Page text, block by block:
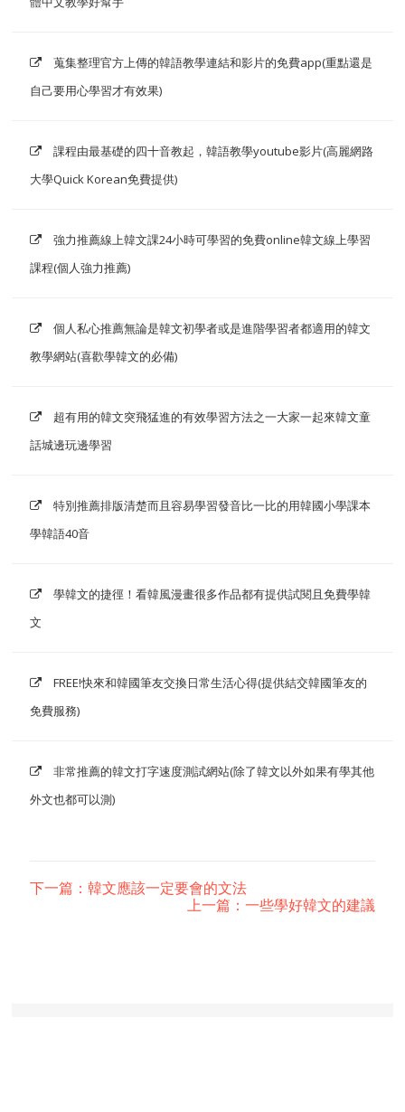
蒐集整理官方上傳的韓語教學連結和影片的免費app(重點還是
自己要用心學習才有效果)
課程由最基礎的四十音教起，韓語教學youtube影片(高麗網路
大學Quick Korean免費提供)
強力推薦線上韓文課24小時可學習的免費online韓文線上學習
課程(個人強力推薦)
個人私心推薦無論是韓文初學者或是進階學習者都適用的韓文
教學網站(喜歡學韓文的必備)
超有用的韓文突飛猛進的有效學習方法之一大家一起來韓文童
話城邊玩邊學習
特別推薦排版清楚而且容易學習發音比一比的用韓國小學課本
學韓語40音
學韓文的捷徑！看韓風漫畫很多作品都有提供試閱且免費學韓
文
FREE!快來和韓國筆友交換日常生活心得(提供結交韓國筆友的
免費服務)
非常推薦的韓文打字速度測試網站(除了韓文以外如果有學其他
外文也都可以測)
下一篇：韓文應該一定要會的文法
上一篇：一些學好韓文的建議